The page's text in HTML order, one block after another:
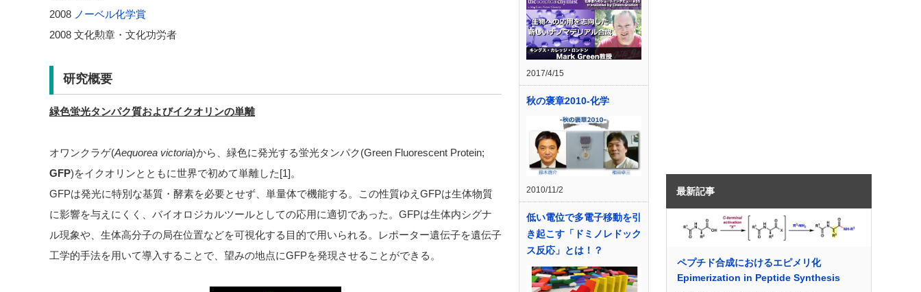
2008 ノーベル化学賞
2008 文化勲章・文化功労者
研究概要
緑色蛍光タンパク質およびイクオリンの単離
オワンクラゲ(Aequorea victoria)から、緑色に発光する蛍光タンパク(Green Fluorescent Protein;
GFP)をイクオリンとともに世界で初めて単離した[1]。
GFPは発光に特別な基質・酵素を必要とせず、単量体で機能する。この性質ゆえGFPは生体物質
に影響を与えにくく、バイオロジカルツールとしての応用に適切であった。GFPは生体内シグナ
ル現象や、生体高分子の局在位置などを可視化する目的で用いられる。レポーター遺伝子を遺伝子
工学的手法を用いて導入することで、望みの地点にGFPを発現させることができる。
2017/4/15
秋の褒章2010-化学
2010/11/2
低い電位で多電子移動を引
き起こす「ドミノレドック
ス反応」とは！？
最新記事
ペプチド合成におけるエピメリ化
Epimerization in Peptide Synthesis